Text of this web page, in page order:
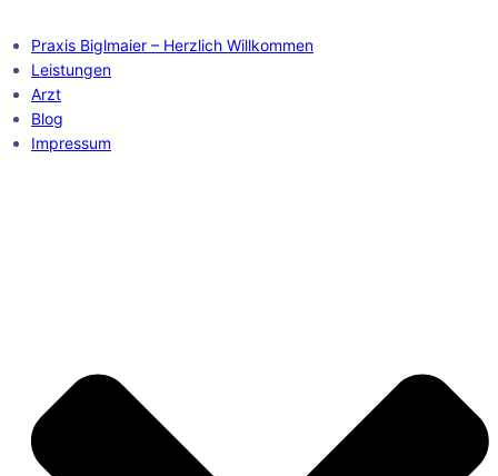
Praxis Biglmaier – Herzlich Willkommen
Leistungen
Arzt
Blog
Impressum